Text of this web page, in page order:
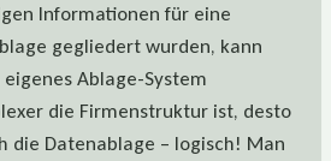
Informationen für eine
gegliedert wurden, kann
Ablage-System
die Firmenstruktur ist, desto
die Datenablage – logisch! Man